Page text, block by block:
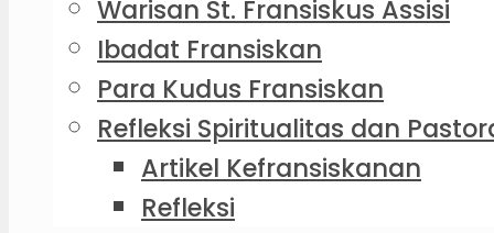
Warisan St. Fransiskus Assisi
Ibadat Fransiskan
Para Kudus Fransiskan
Refleksi Spiritualitas dan
Artikel Kefransiskanan
Refleksi